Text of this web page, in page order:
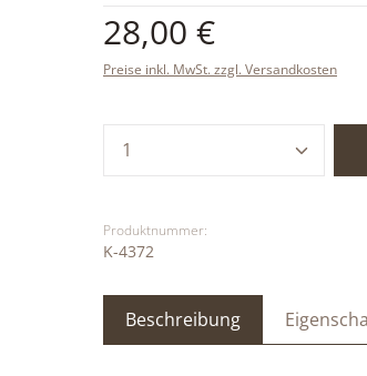
Regulärer Preis:
28,00 €
Preise inkl. MwSt. zzgl. Versandkosten
Produkt Anzahl:
Produktnummer:
K-4372
Beschreibung